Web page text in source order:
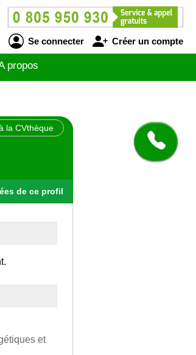
Se connecter Créer un compte
propos
la CVthèque
de ce profil
et